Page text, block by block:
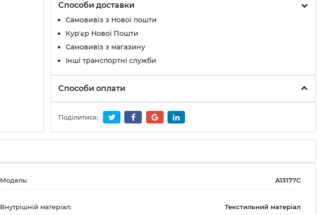
Способи доставки
Самовивіз з Нової пошти
Кур'єр Нової Пошти
Самовивіз з магазину
Інші транспортні служби
Способи оплати
Поділитися:
Модель: A13177C
Внутрішній матеріал: Текстильний матеріал